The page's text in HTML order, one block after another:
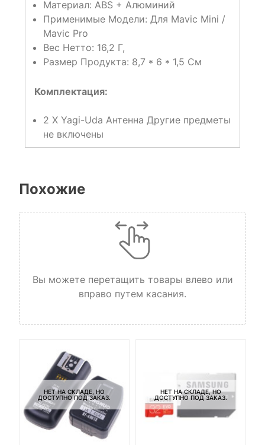
Материал: ABS + Алюминий
Применимые Модели: Для Mavic Mini /
Mavic Pro
Вес Нетто: 16,2 Г,
Размер Продукта: 8,7 * 6 * 1,5 См
Комплектация:
2 X Yagi-Uda Антенна Другие предметы
не включены
Похожие
Вы можете перетащить товары влево или
вправо путем касания.
НЕТ НА СКЛАДЕ, НО
ДОСТУПНО ПОД ЗАКАЗ.
НЕТ НА СКЛАДЕ, НО
ДОСТУПНО ПОД ЗАКАЗ.